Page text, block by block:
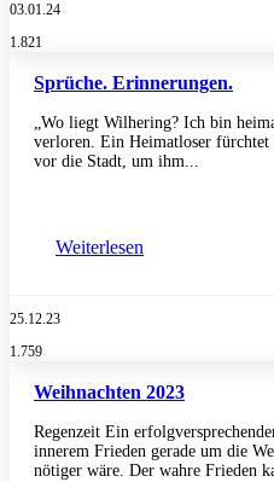
03.01.24
1.821
Sprüche. Erinnerungen.
„Wo liegt Wilhering? Ich bin
verloren. Ein Heimatloser
vor die Stadt, um ihm...
Weiterlesen
25.12.23
1.759
Weihnachten 2023
Regenzeit Ein
innerem Frieden gerade um die
nötiger wäre. Der wahre Frieden